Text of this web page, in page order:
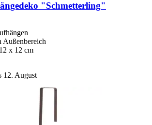
"Schmetterling"
Außenbereich
x 12 cm
12. August